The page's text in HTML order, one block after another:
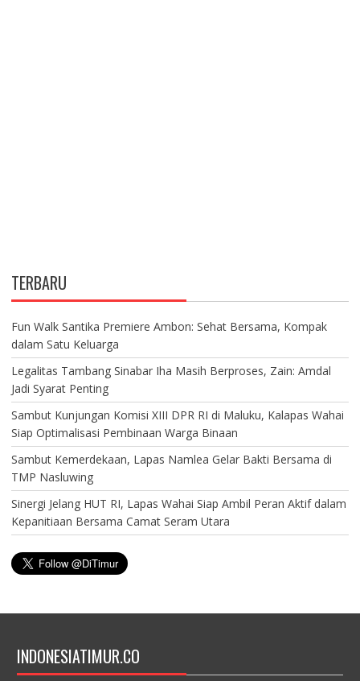
TERBARU
Fun Walk Santika Premiere Ambon: Sehat Bersama, Kompak
dalam Satu Keluarga
Legalitas Tambang Sinabar Iha Masih Berproses, Zain: Amdal
Jadi Syarat Penting
Sambut Kunjungan Komisi XIII DPR RI di Maluku, Kalapas Wahai
Siap Optimalisasi Pembinaan Warga Binaan
Sambut Kemerdekaan, Lapas Namlea Gelar Bakti Bersama di
TMP Nasluwing
Sinergi Jelang HUT RI, Lapas Wahai Siap Ambil Peran Aktif dalam
Kepanitiaan Bersama Camat Seram Utara
INDONESIATIMUR.CO